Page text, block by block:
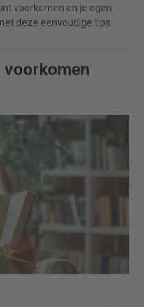
voorkomen en je ogen
deze eenvoudige tips.